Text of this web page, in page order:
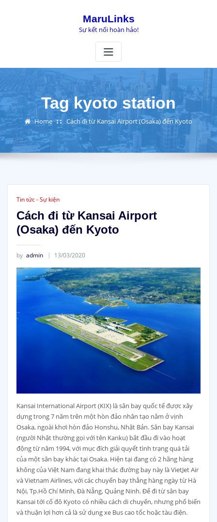
MaruLinks
Sự kết nối hoàn hảo!
Tag kyoto station
Home Cách đi từ Kansai Airport (Osaka) đến Kyoto
Tin tức - Sự kiện
Cách đi từ Kansai Airport
(Osaka) đến Kyoto
by admin 13/03/2020
Kansai International Airport (KIX) là sân bay quốc tế được xây
dựng trong 7 năm trên một hòn đảo nhân tạo nằm ở vịnh
Osaka, ngoài khơi hòn đảo Honshu, Nhật Bản. Sân bay Kansai
(người Nhật thường gọi với tên Kanku) bắt đầu đi vào hoạt
động từ năm 1994, với mục đích giải quyết tình trạng quá tải
của một sân bay khác tại Osaka. Hiện tại đang có 2 hãng hàng
không của Việt Nam đang khai thác đường bay này là VietJet Air
và Vietnam Airlines, với các chuyến bay thẳng hàng ngày từ Hà
Nội, Tp.Hồ Chí Minh, Đà Nẵng, Quảng Ninh. Để đi từ sân bay
Kansai tới cố đô Kyoto có nhiều cách di chuyển, nhưng phổ biến
và thuận lợi hơn cả là sử dụng xe Bus cao tốc hoặc tàu điện.